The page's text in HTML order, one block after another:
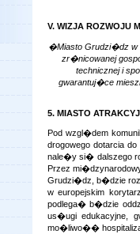
V. WIZJA ROZWOJU
�Miasto Grudzi�dz w
zr�nicowanej
technicznej i
gwarantuj�ce
5. MIASTO
Pod wzgl�dem
drogowego dotarcia
nale�y si� dalszego
Przez
Grudzi�dz, b�dzie
w europejskim
podlega� b�dzie
us�ugi edukacyjne,
mo�liwo��